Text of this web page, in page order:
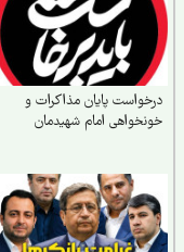
پایان مذاکرات و
امام شهیدمان